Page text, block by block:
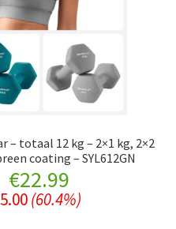
totaal 12 kg – 2×1 kg, 2×2
coating – SYL612GN
Original
€22.99Current
price
(60.4%)